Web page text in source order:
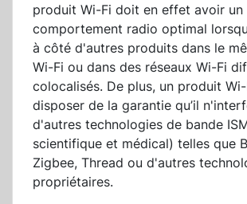
produit Wi-Fi doit en effet avoir un
comportement radio optimal
à côté d'autres produits dans le
Wi-Fi ou dans des réseaux Wi-Fi
colocalisés. De plus, un produit
disposer de la garantie qu’il
d'autres technologies de bande
scientifique et médical) telles que
Zigbee, Thread ou d'autres
propriétaires.